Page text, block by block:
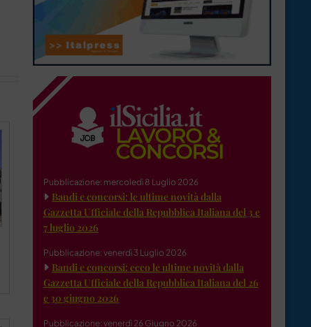
Pubblicazione: mercoledì 8 Luglio 2026
Bandi e concorsi: le ultime novità dalla
Gazzetta Ufficiale della Repubblica Italiana del 3 e
7 luglio 2026
Pubblicazione: venerdì 3 Luglio 2026
Bandi e concorsi: ecco le ultime novità dalla
Gazzetta Ufficiale della Repubblica Italiana del 26
e 30 giugno 2026
Pubblicazione: venerdì 26 Giugno 2026